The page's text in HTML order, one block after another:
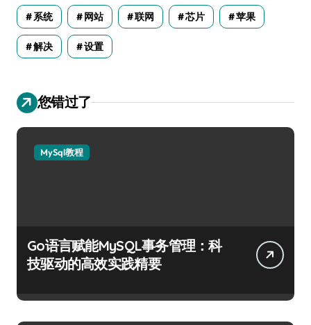
系统 网站 联网 芯片 苹果
解决 设置
您错过了
MySql教程
Go语言赋能MySQL事务管理：科
技驱动的高效实践精要